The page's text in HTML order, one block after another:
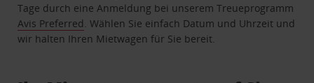
Tage durch eine Anmeldung bei unserem Treueprogramm
Avis Preferred . Wählen Sie einfach Datum und Uhrzeit und
wir halten Ihren Mietwagen für Sie bereit.